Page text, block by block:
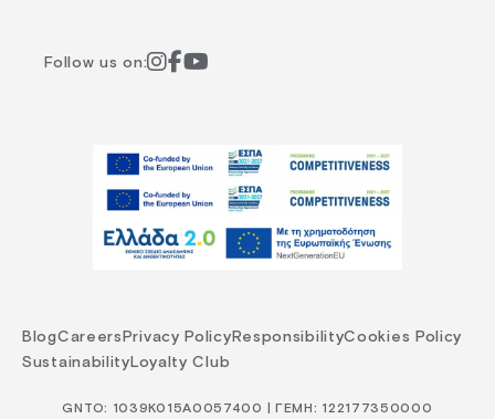
Follow us on:
BlogCareers Privacy Policy ResponsibilityCookies Policy
Sustainability Loyalty Club
GNTO: 1039Κ015Α0057400 | ΓΕΜΗ: 122177350000